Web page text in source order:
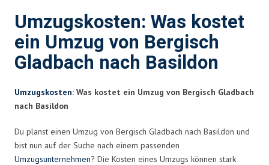
Umzugskosten: Was kostet
ein Umzug von Bergisch
Gladbach nach Basildon
Umzugskosten: Was kostet ein Umzug von Bergisch Gladbach
nach Basildon
Du planst einen Umzug von Bergisch Gladbach nach Basildon und
bist nun auf der Suche nach einem passenden
Umzugsunternehmen? Die Kosten eines Umzugs können stark